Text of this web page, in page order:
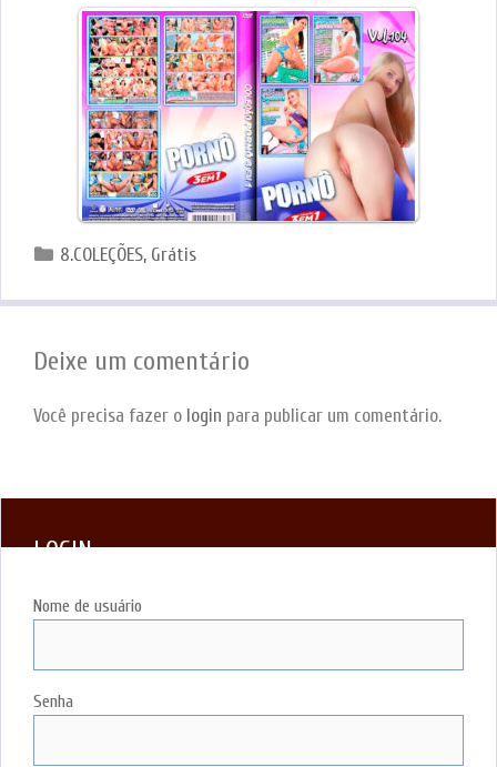
Categorias
8.COLEÇÕES, Grátis
Deixe um comentário
Você precisa fazer o login para publicar um comentário.
LOGIN
Nome de usuário
Senha